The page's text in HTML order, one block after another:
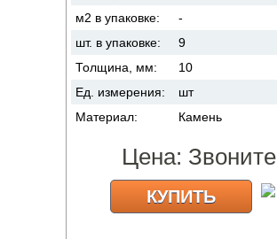
м2 в упаковке:
-
шт. в упаковке:
9
Толщина, мм:
10
Ед. измерения:
шт
Материал:
Камень
Цена: Звоните
КУПИТЬ